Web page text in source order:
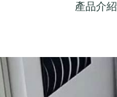
產品介紹